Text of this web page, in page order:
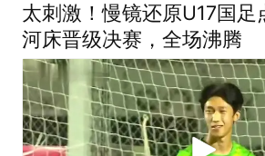
太刺激！慢镜还原U17国足
河床晋级决赛，全场沸腾